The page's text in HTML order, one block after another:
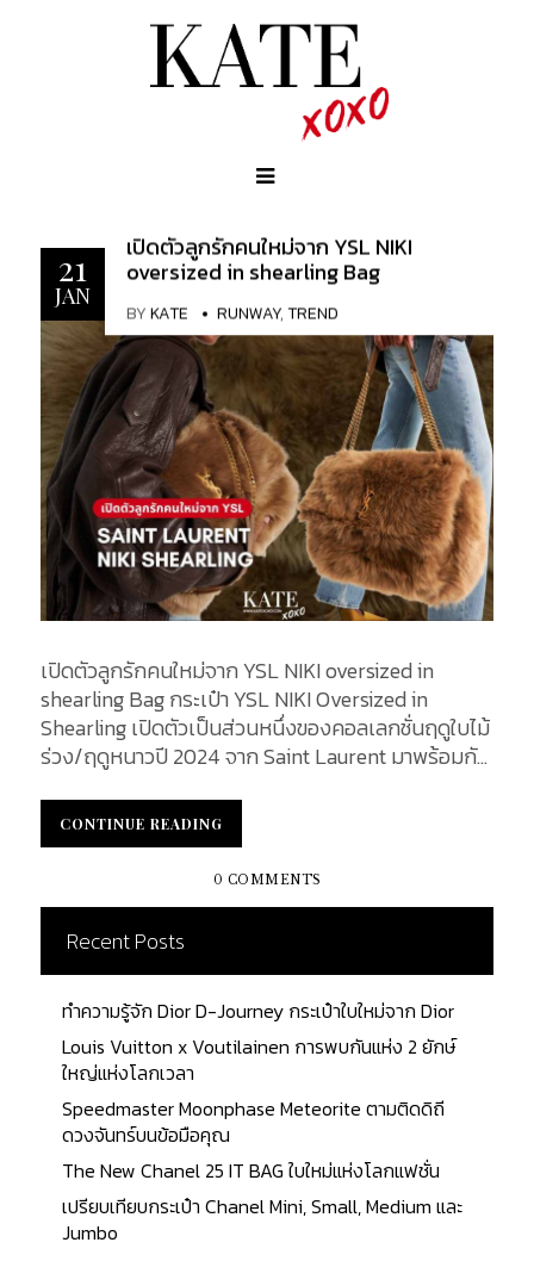
21
JAN
เปิดตัวลูกรักคนใหม่จาก YSL NIKI
oversized in shearling Bag
BYKATE RUNWAY, TREND
เปิดตัวลูกรักคนใหม่จาก YSL NIKI oversized in
shearling Bag กระเป๋า YSL NIKI Oversized in
Shearling เปิดตัวเป็นส่วนหนึ่งของคอลเลกชั่นฤดูใบไม้
ร่วง/ฤดูหนาวปี 2024 จาก Saint Laurent มาพร้อมกับ
เนื้อสัมผัสนุ่มสบาย ทำให้เหมาะกับอากาศหนาวเย็น ถือ
เป็นชิ้นงานโดดเด่นจากคอลเลกชั่น YSL NIKI และเพิ่ม
ความทันสมัยและเก๋ไก๋ให้กับเครื่องประดับฤดูหนาวแบบ
คลาสสิก ด้วยขนาดตัวกระเป๋าที่ใหญ่และวัสดุขนหนัง
แกะอันอ่อนนุ่มที่ไม่เหมือนใคร ทำให้กระเป๋ารุ่นนี้กลาย
เป็นที่ชื่นชอบอย่างรวดเร็วในหมู่ผู้นิยมแฟชั่นของ
แบรนด์ YSL และผู้ทรงอิทธิพลในวงการต่าง ๆ รวมถึง
Rihanna ซึ่งถูกพบเห็นถือกระเป๋าใบนี้ในปี 2024
KATEXOXO จะพาไปทำความรู้จักกับกระเป๋ารุ่นนี้กันให้
มากขึ้น YSL NIKI Oversized in Shearling กระเป๋า
YSL NIKI Oversized in Shearling เป็นผลงานที่แสดง
ถึงความงามและความหรูหราผสานกันอย่างลงตัวจาก
Yves Saint Laurent ซึ่งมีการนำเสนอในรูปแบบที่ไม่
เหมือนใครและทันสมัย โดยใช้วัสดุเชียร์ลิง หรือหนังขน
แกะ ที่มีลักษณะเนื้อนุ่มและสวยงาม เหมาะสำหรับฤดู
หนาวและเป็นไอเทมที่เพิ่มความอบอุ่นให้กับสไตล์ของผู้
CONTINUE READING
CONTINUE READING
0 COMMENTS
Recent Posts
ทำความรู้จัก Dior D-Journey กระเป๋าใบใหม่จาก Dior
Louis Vuitton x Voutilainen การพบกันแห่ง 2 ยักษ์
ใหญ่แห่งโลกเวลา
Speedmaster Moonphase Meteorite ตามติดดิถี
ดวงจันทร์บนข้อมือคุณ
The New Chanel 25 IT BAG ใบใหม่แห่งโลกแฟชั่น
เปรียบเทียบกระเป๋า Chanel Mini, Small, Medium และ
Jumbo